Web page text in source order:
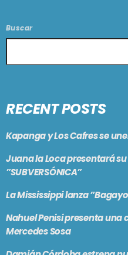
Buscar
RECENT POSTS
Kapanga y Los Cafres se
Juana la Loca presentará
”SUBVERSÓNICA”
La Mississippi lanza
Nahuel Penisi presenta una
Mercedes Sosa